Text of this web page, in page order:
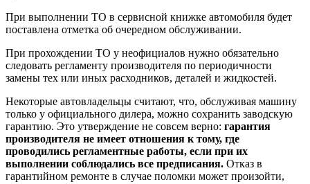
При выполнении ТО в сервисной книжке автомобиля будет
поставлена отметка об очередном обслуживании.
При прохождении ТО у неофициалов нужно обязательно
следовать регламенту производителя по периодичности
замены тех или иных расходников, деталей и жидкостей.
Некоторые автовладельцы считают, что, обслуживая машину
только у официального дилера, можно сохранить заводскую
гарантию. Это утверждение не совсем верно: гарантия
производителя не имеет отношения к тому, где
проводились регламентные работы, если при их
выполнении соблюдались все предписания. Отказ в
гарантийном ремонте в случае поломки может произойти,